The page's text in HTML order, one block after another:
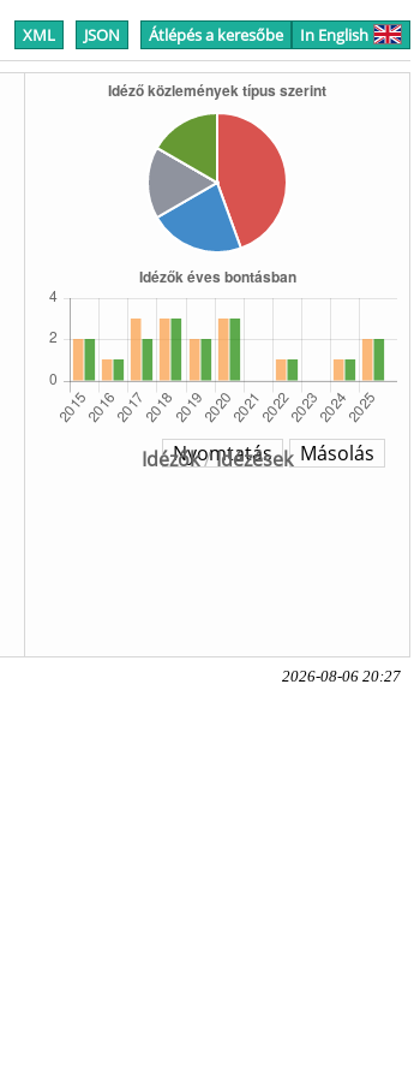
XML JSON Átlépés a keresőbe In English
Idézők/Idézések Másolás
Nyomtatás
2026-08-06 20:27